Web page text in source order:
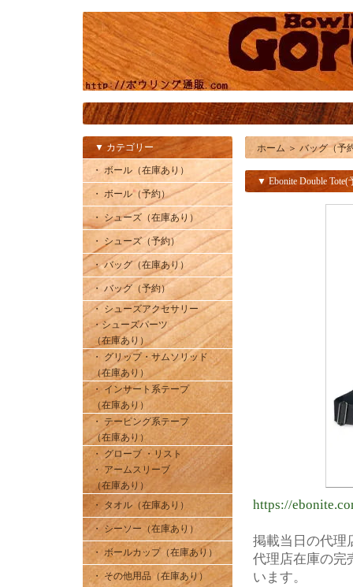
▼ カテゴリー
・ ボール（在庫あり）
・ ボール（予約）
・ シューズ（在庫あり）
・ シューズ（予約）
・ バッグ（在庫あり）
・ バッグ（予約）
・ シューズアクセサリー
・シューズパーツ
（在庫あり）
・ グリップ・サムソリッド
（在庫あり）
・ インサート系テープ
（在庫あり）
・ テーピング系テープ
（在庫あり）
・ グローブ ・リスト
・ アームスリーブ
（在庫あり）
・ タオル（在庫あり）
・ シーソー（在庫あり）
・ ボールカップ（在庫あり）
・ その他用品（在庫あり）
ホーム ＞ バッグ（予
▼ Ebonite Double Tote(
https://
掲載当日の代理
代理店在庫の完
います。